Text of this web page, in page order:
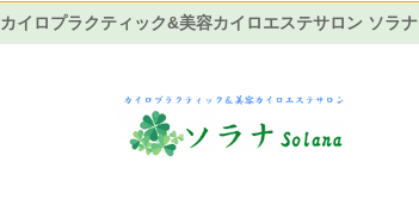
カイロプラクティック&美容カイロエステサロン ソラナ